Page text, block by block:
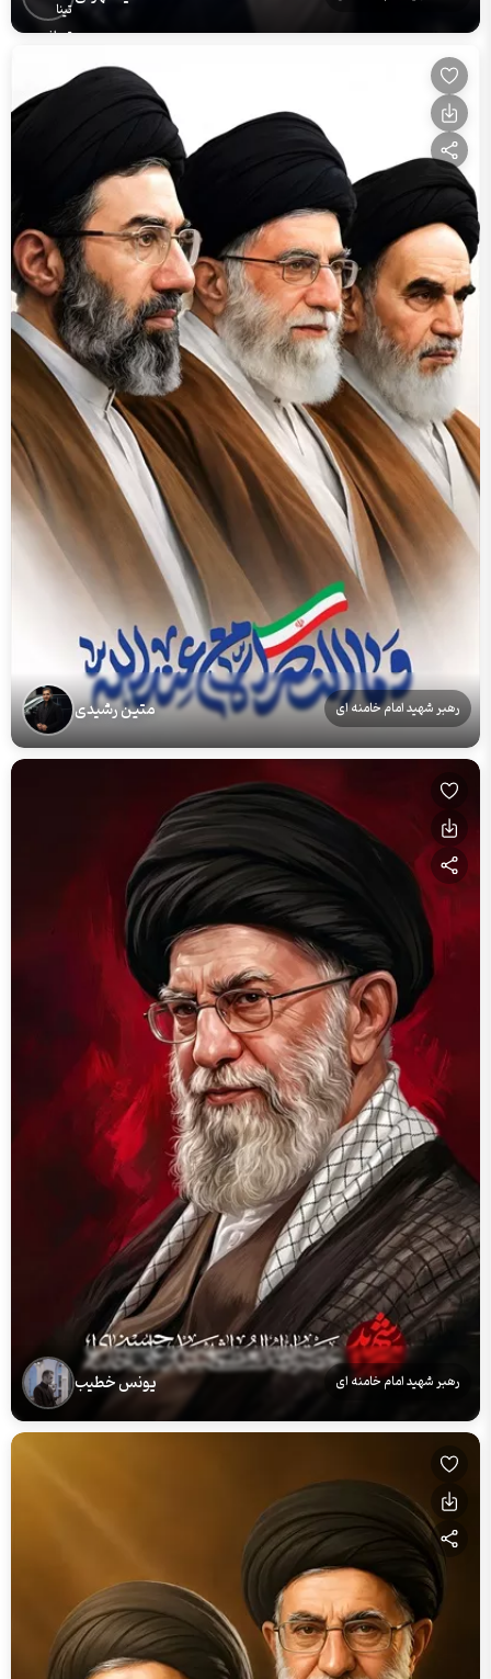
رهبر شهید امام خامنه ای متین رشیدی
رهبر شهید امام خامنه ای یونس خطیب